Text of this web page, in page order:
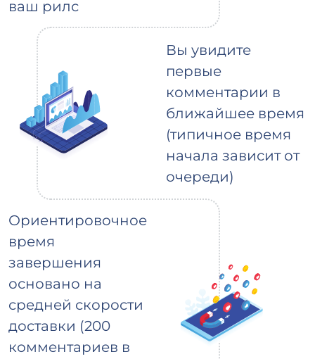
ваш рилс
Вы увидите
первые
комментарии в
ближайшее время
(типичное время
начала зависит от
очереди)
Ориентировочное
время
завершения
основано на
средней скорости
доставки (200
комментариев в